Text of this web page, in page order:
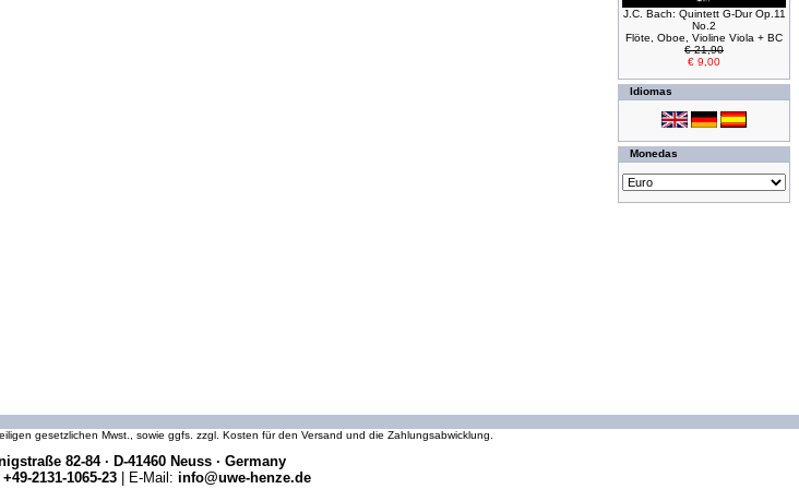
J.C. Bach: Quintett G-Dur Op.11
No.2
Flöte, Oboe, Violine Viola + BC
€ 21,90
€ 9,00
Idiomas
Monedas
gesetzlichen Mwst., sowie ggfs. zzgl. Kosten für den Versand und die Zahlungsabwicklung.
82-84 · D-41460 Neuss · Germany
+49-2131-1065-23 | E-Mail: info@uwe-henze.de